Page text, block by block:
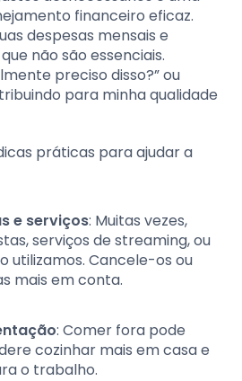
financeiro eficaz.
despesas mensais e
não são essenciais.
preciso disso?” ou
para minha qualidade
práticas para ajudar a
e serviços: Muitas vezes,
serviços de streaming, ou
utilizamos. Cancele-os ou
mais em conta.
: Comer fora pode
cozinhar mais em casa e
o trabalho.